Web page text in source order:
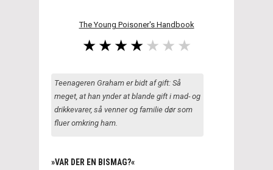
The Young Poisoner's Handbook
Teenageren Graham er bidt af gift: Så
meget, at han ynder at blande gift i mad- og
drikkevarer, så venner og familie dør som
fluer omkring ham.
»VAR DER EN BISMAG?«